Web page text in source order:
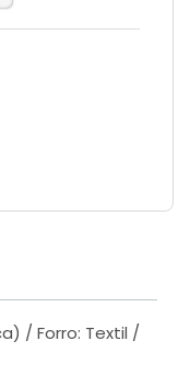
/ Forro: Textil /